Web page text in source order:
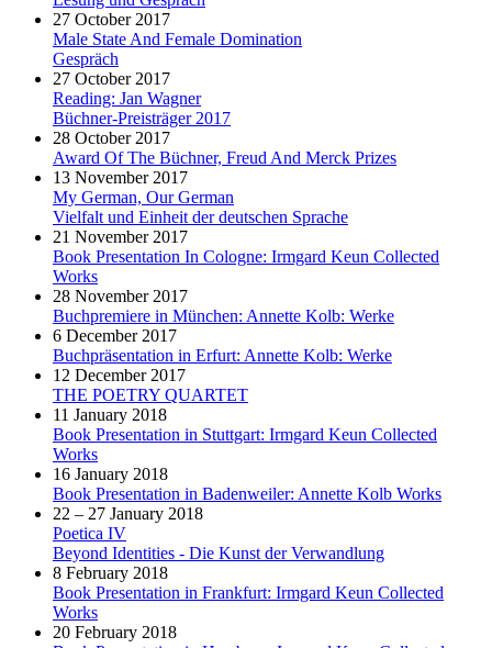
27 October 2017
Male State And Female Domination
Gespräch
27 October 2017
Reading: Jan Wagner
Büchner-Preisträger 2017
28 October 2017
Award Of The Büchner, Freud And Merck Prizes
13 November 2017
My German, Our German
Vielfalt und Einheit der deutschen Sprache
21 November 2017
Book Presentation In Cologne: Irmgard Keun Collected
Works
28 November 2017
Buchpremiere in München: Annette Kolb: Werke
6 December 2017
Buchpräsentation in Erfurt: Annette Kolb: Werke
12 December 2017
THE POETRY QUARTET
11 January 2018
Book Presentation in Stuttgart: Irmgard Keun Collected
Works
16 January 2018
Book Presentation in Badenweiler: Annette Kolb Works
22 – 27 January 2018
Poetica IV
Beyond Identities - Die Kunst der Verwandlung
8 February 2018
Book Presentation in Frankfurt: Irmgard Keun Collected
Works
20 February 2018